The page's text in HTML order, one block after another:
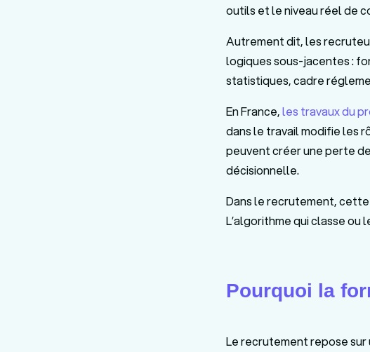
outils et le niveau réel de
Autrement dit, les
logiques sous-jacentes :
statistiques, cadre
En France,les travaux du
dans le travail modifie les
peuvent créer une perte
décisionnelle.
Dans le recrutement,
L’algorithme qui classe ou
Pourquoi la
Le recrutement repose